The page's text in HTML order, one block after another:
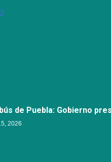
de Puebla: Gobierno
2026